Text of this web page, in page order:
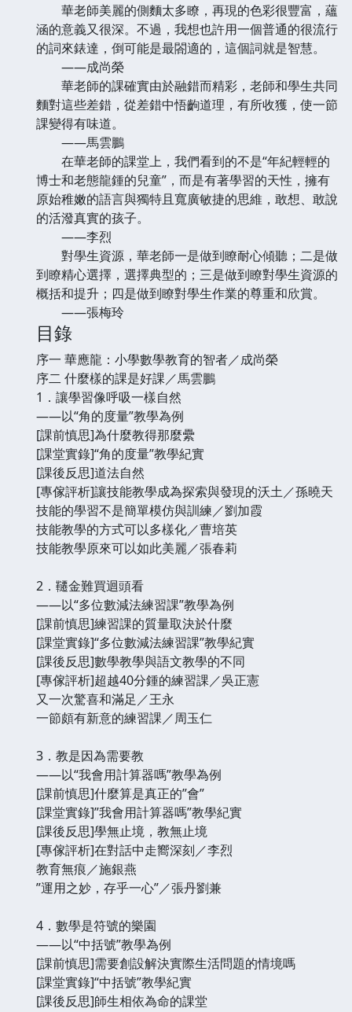
華老師美麗的側麵太多瞭，再現的色彩很豐富，蘊
涵的意義又很深。不過，我想也許用一個普通的很流行
的詞來錶達，倒可能是最閤適的，這個詞就是智慧。
——成尚榮
華老師的課確實由於融錯而精彩，老師和學生共同
麵對這些差錯，從差錯中悟齣道理，有所收獲，使一節
課變得有味道。
——馬雲鵬
在華老師的課堂上，我們看到的不是“年紀輕輕的
博士和老態龍鍾的兒童”，而是有著學習的天性，擁有
原始稚嫩的語言與獨特且寬廣敏捷的思維，敢想、敢說
的活潑真實的孩子。
——李烈
對學生資源，華老師一是做到瞭耐心傾聽；二是做
到瞭精心選擇，選擇典型的；三是做到瞭對學生資源的
概括和提升；四是做到瞭對學生作業的尊重和欣賞。
——張梅玲
目錄
序一 華應龍：小學數學教育的智者／成尚榮
序二 什麼樣的課是好課／馬雲鵬
1．讓學習像呼吸一樣自然
——以“角的度量”教學為例
[課前慎思]為什麼教得那麼纍
[課堂實錄]“角的度量”教學紀實
[課後反思]道法自然
[專傢評析]讓技能教學成為探索與發現的沃土／孫曉天
技能的學習不是簡單模仿與訓練／劉加霞
技能教學的方式可以多樣化／曹培英
技能教學原來可以如此美麗／張春莉
2．韆金難買迴頭看
——以“多位數減法練習課”教學為例
[課前慎思]練習課的質量取決於什麼
[課堂實錄]“多位數減法練習課”教學紀實
[課後反思]數學教學與語文教學的不同
[專傢評析]超越40分鍾的練習課／吳正憲
又一次驚喜和滿足／王永
一節頗有新意的練習課／周玉仁
3．教是因為需要教
——以“我會用計算器嗎”教學為例
[課前慎思]什麼算是真正的”會”
[課堂實錄]”我會用計算器嗎”教學紀實
[課後反思]學無止境，教無止境
[專傢評析]在對話中走嚮深刻／李烈
教育無痕／施銀燕
”運用之妙，存乎一心”／張丹劉兼
4．數學是符號的樂園
——以“中括號”教學為例
[課前慎思]需要創設解決實際生活問題的情境嗎
[課堂實錄]“中括號”教學紀實
[課後反思]師生相依為命的課堂